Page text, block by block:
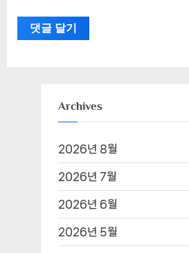
Archives
2026년 8월
2026년 7월
2026년 6월
2026년 5월